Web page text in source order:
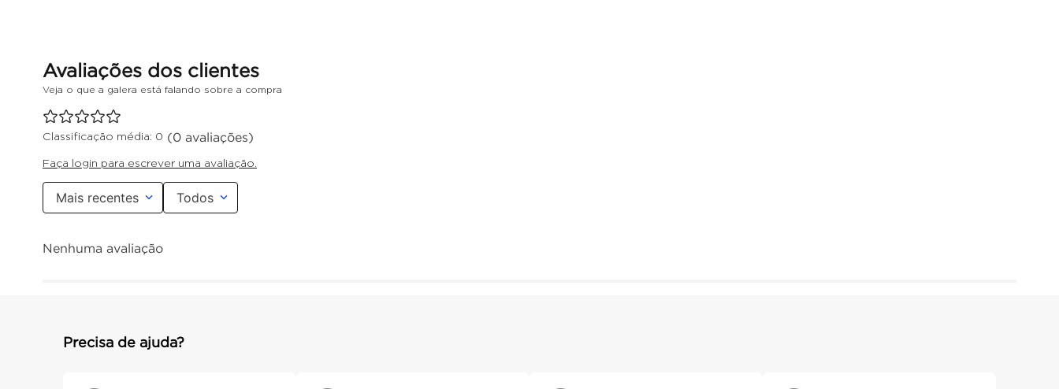
Classificação média: 0 (0 avaliações)
Faça login para escrever uma avaliação.
Mais recentes Todos
Nenhuma avaliação
Precisa de ajuda?